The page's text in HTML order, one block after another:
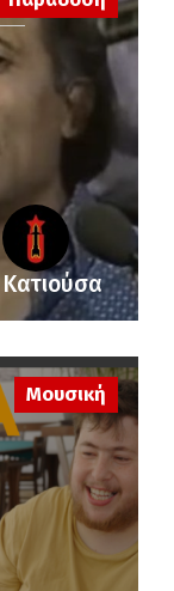
Κατιούσα
Μουσική